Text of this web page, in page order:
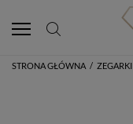
STRONA GŁÓWNA / ZEGARKI